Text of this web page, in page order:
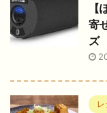
寄
ズ
レ